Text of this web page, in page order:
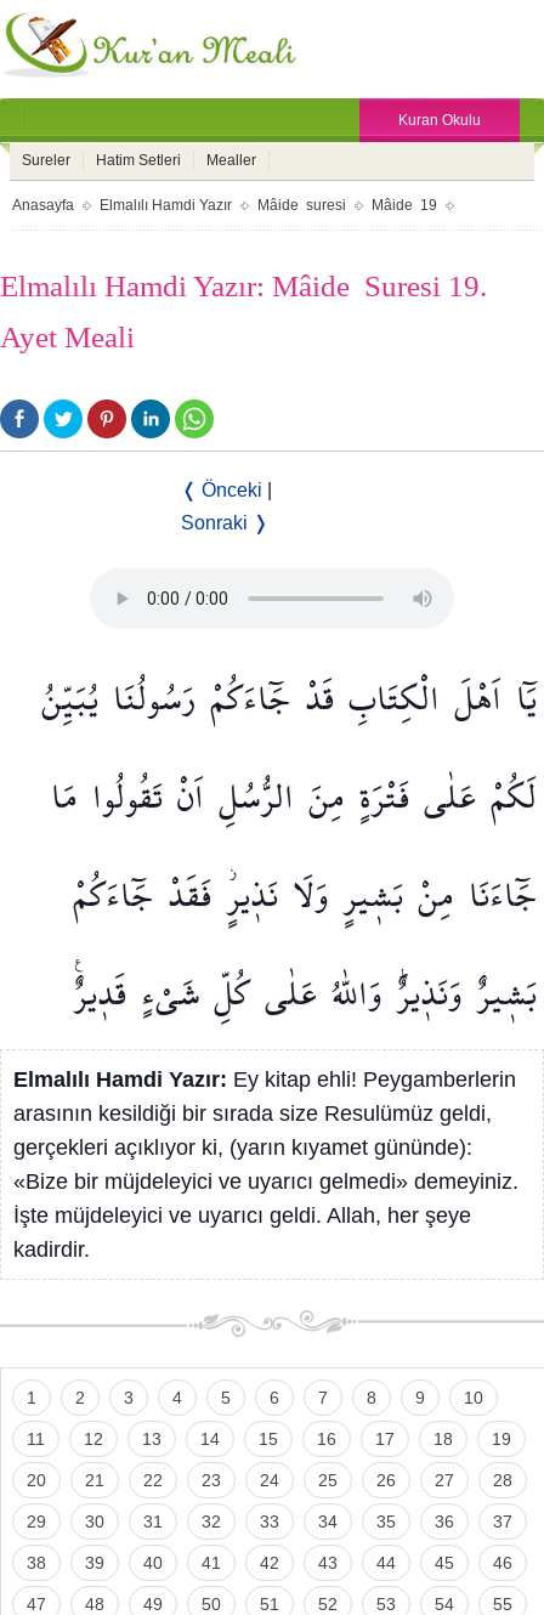
Kuran Okulu
Sureler Hatim Setleri Mealler
Anasayfa Elmalılı Hamdi Yazır Mâide suresi Mâide 19
Elmalılı Hamdi Yazır: Mâide Suresi 19.
Ayet Meali
❬ Önceki
Sonraki ❭
يَٓا اَهْلَ الْكِتَابِ قَدْ جَٓاءَكُمْ رَسُولُنَا يُبَيِّنُ
لَكُمْ عَلٰىفَتْرَةٍ مِنَ الرُّسُلِاَنْتَقُولُوا مَا
جَٓاءَنَا مِنْبَش۪يرٍوَلَا نَذ۪يرٍۘفَقَدْ جَٓاءَكُمْ
بَش۪يرٌوَنَذ۪يرٌۜوَاللّٰهُ عَلٰىكُلِّشَيْءٍ قَد۪يرٌ۟
Elmalılı Hamdi Yazır: Ey kitap ehli! Peygamberlerin
arasının kesildiği bir sırada size Resulümüz geldi,
gerçekleri açıklıyor ki, (yarın kıyamet gününde):
«Bize bir müjdeleyici ve uyarıcı gelmedi» demeyiniz.
İşte müjdeleyici ve uyarıcı geldi. Allah, her şeye
kadirdir.
1 2 3 4 5 6 7 8 9 10
11 12 13 14 15 16 17 18 19
20 21 22 23 24 25 26 27 28
29 30 31 32 33 34 35 36 37
38 39 40 41 42 43 44 45 46
47 48 49 50 51 52 53 54 55